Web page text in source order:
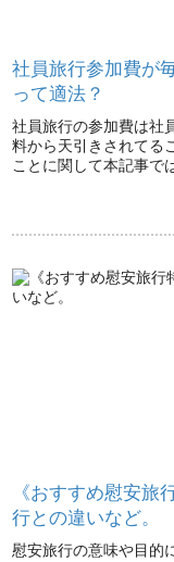
社員旅行参加費が
って適法？
社員旅行の参加費は社
料から天引きされてる
ことに関して本記事で
《おすすめ慰安旅
行との違いなど。
慰安旅行の意味や目的